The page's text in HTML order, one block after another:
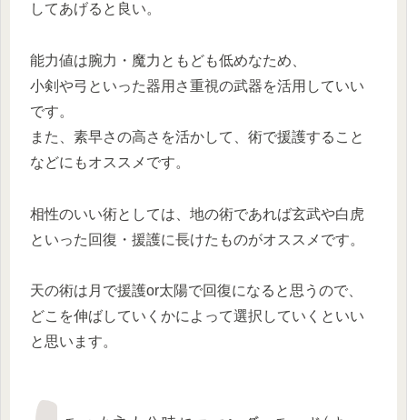
してあげると良い。
能力値は腕力・魔力ともども低めなため、
小剣や弓といった器用さ重視の武器を活用していい
です。
また、素早さの高さを活かして、術で援護すること
などにもオススメです。
相性のいい術としては、地の術であれば玄武や白虎
といった回復・援護に長けたものがオススメです。
天の術は月で援護or太陽で回復になると思うので、
どこを伸ばしていくかによって選択していくといい
と思います。